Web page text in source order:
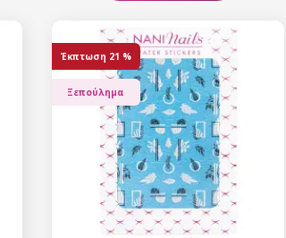
Έκπτωση 21 %
Ξεπούλημα